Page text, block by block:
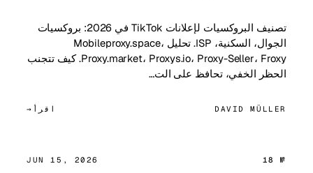
تصنيف البروكسيات لإعلانات TikTok في 2026: بروكسيات
الجوال، السكنية، ISP. تحليل Mobileproxy.space،
Proxy.market، Proxys.io، Proxy-Seller، Froxy. كيف تتجنب
الحظر الخفي، تحافظ على الت…
DAVID MÜLLER اقرأ
№ 18
JUN 15, 2026